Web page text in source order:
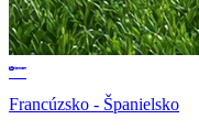
Francúzsko - Španielsko